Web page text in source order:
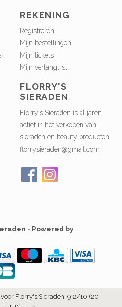
REKENING
Registreren
Mijn bestellingen
Mijn tickets
Mijn verlanglijst
FLORRY'S
SIERADEN
Florry's Sieraden is al jaren
actief in het verkopen van
sieraden en beauty producten.
florrysieraden@gmail.com
- Powered by
voor Florry's Sieraden: 9.2/10 (20